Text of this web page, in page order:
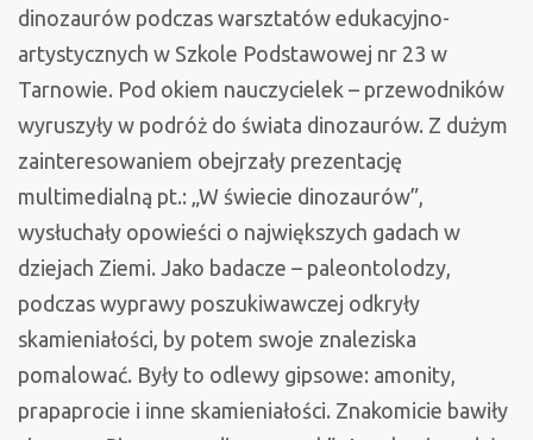
dinozaurów podczas warsztatów edukacyjno-
artystycznych w Szkole Podstawowej nr 23 w
Tarnowie. Pod okiem nauczycielek – przewodników
wyruszyły w podróż do świata dinozaurów. Z dużym
zainteresowaniem obejrzały prezentację
multimedialną pt.: „W świecie dinozaurów”,
wysłuchały opowieści o największych gadach w
dziejach Ziemi. Jako badacze – paleontolodzy,
podczas wyprawy poszukiwawczej odkryły
skamieniałości, by potem swoje znaleziska
pomalować. Były to odlewy gipsowe: amonity,
prapaprocie i inne skamieniałości. Znakomicie bawiły